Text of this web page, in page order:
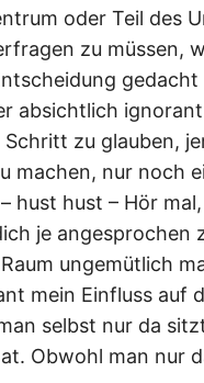
oder Teil des
zu müssen,
gedacht
absichtlich
zu glauben,
machen, nur noch
hust hust – Hör
je angesprochen
ungemütlich
mein Einfluss auf
selbst nur da
Obwohl man nur